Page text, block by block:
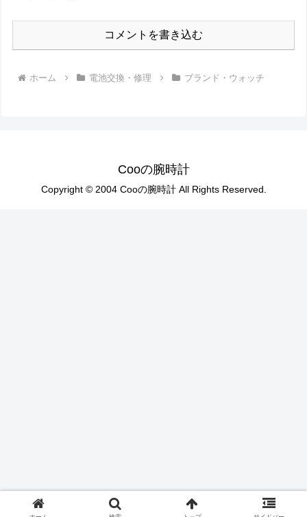
コメントを書き込む
ホーム 電池交換・修理 ブランド・ウォッチ
Cooの腕時計
Copyright © 2004 Cooの腕時計 All Rights Reserved.